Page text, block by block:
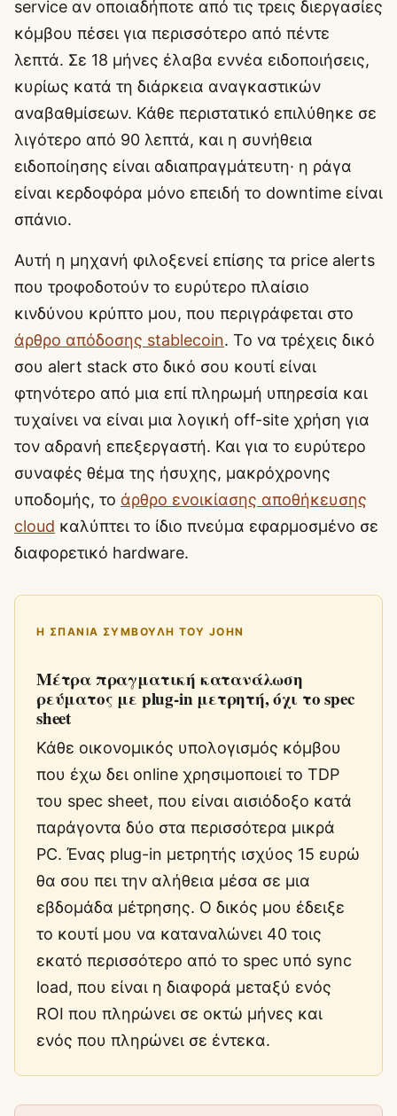
service αν οποιαδήποτε από τις τρεις διεργασίες
κόμβου πέσει για περισσότερο από πέντε
λεπτά. Σε 18 μήνες έλαβα εννέα ειδοποιήσεις,
κυρίως κατά τη διάρκεια αναγκαστικών
αναβαθμίσεων. Κάθε περιστατικό επιλύθηκε σε
λιγότερο από 90 λεπτά, και η συνήθεια
ειδοποίησης είναι αδιαπραγμάτευτη· η ράγα
είναι κερδοφόρα μόνο επειδή το downtime είναι
σπάνιο.
Αυτή η μηχανή φιλοξενεί επίσης τα price alerts
που τροφοδοτούν το ευρύτερο πλαίσιο
κινδύνου κρύπτο μου, που περιγράφεται στο
άρθρο απόδοσης stablecoin. Το να τρέχεις δικό
σου alert stack στο δικό σου κουτί είναι
φτηνότερο από μια επί πληρωμή υπηρεσία και
τυχαίνει να είναι μια λογική off-site χρήση για
τον αδρανή επεξεργαστή. Και για το ευρύτερο
συναφές θέμα της ήσυχης, μακρόχρονης
υποδομής, το άρθρο ενοικίασης αποθήκευσης
cloud καλύπτει το ίδιο πνεύμα εφαρμοσμένο σε
διαφορετικό hardware.
Η ΣΠΆΝΙΑ ΣΥΜΒΟΥΛΉ ΤΟΥ JOHN
Μέτρα πραγματική κατανάλωση
ρεύματος με plug-in μετρητή, όχι το spec
sheet
Κάθε οικονομικός υπολογισμός κόμβου
που έχω δει online χρησιμοποιεί το TDP
του spec sheet, που είναι αισιόδοξο κατά
παράγοντα δύο στα περισσότερα μικρά
PC. Ένας plug-in μετρητής ισχύος 15 ευρώ
θα σου πει την αλήθεια μέσα σε μια
εβδομάδα μέτρησης. Ο δικός μου έδειξε
το κουτί μου να καταναλώνει 40 τοις
εκατό περισσότερο από το spec υπό sync
load, που είναι η διαφορά μεταξύ ενός
ROI που πληρώνει σε οκτώ μήνες και
ενός που πληρώνει σε έντεκα.